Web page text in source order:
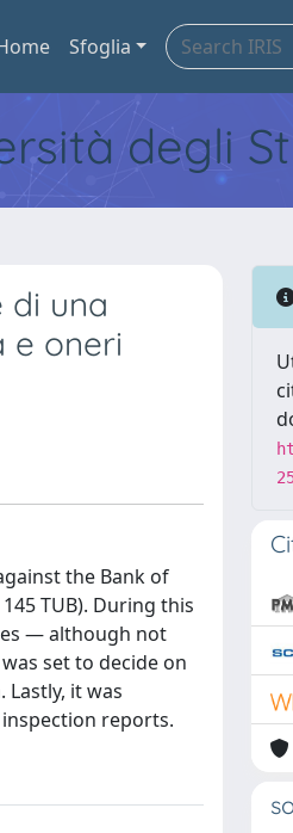
Sfoglia
degli
di una
e oneri
the Bank of
TUB). During this
— although not
set to decide on
it was
reports.